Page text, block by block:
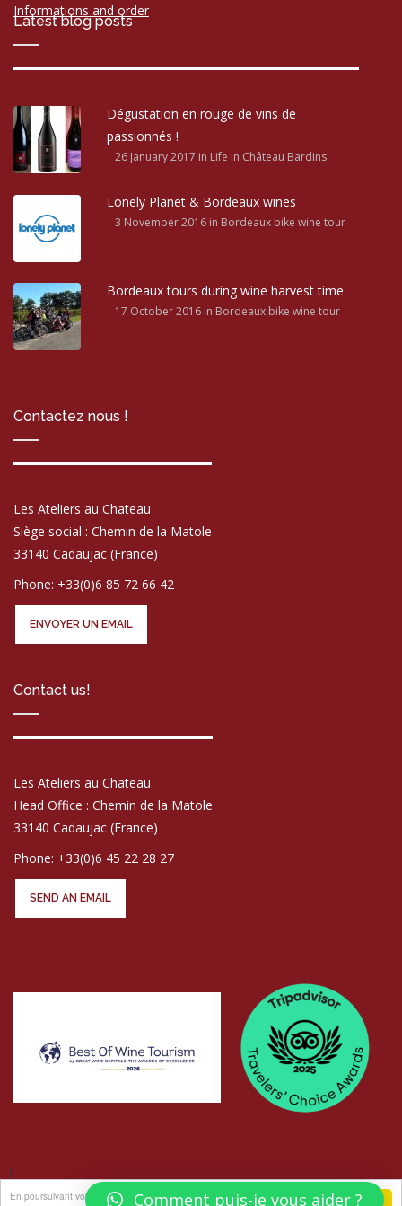
j'accepte
En poursuivant votre navigation sur ce site, vous acceptez
Informations and order
Latest blog posts
Dégustation en rouge de vins de
passionnés !
26 January 2017 in Life in Château Bardins
Lonely Planet & Bordeaux wines
3 November 2016in Bordeaux bike wine tour
Bordeaux tours during wine harvest time
17 October 2016in Bordeaux bike wine tour
Contactez nous !
Les Ateliers au Chateau
Siège social : Chemin de la Matole
33140 Cadaujac (France)
Phone: +33(0)6 85 72 66 42
ENVOYER UN EMAIL
Contact us!
Les Ateliers au Chateau
Head Office : Chemin de la Matole
33140 Cadaujac (France)
Phone: +33(0)6 45 22 28 27
SEND AN EMAIL
Comment puis-je vous aider ?